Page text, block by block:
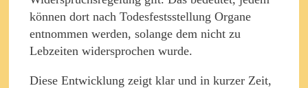
können dort nach Todesfestsstellung Organe
entnommen werden, solange dem nicht zu
Lebzeiten widersprochen wurde.
Diese Entwicklung zeigt klar und in kurzer Zeit,